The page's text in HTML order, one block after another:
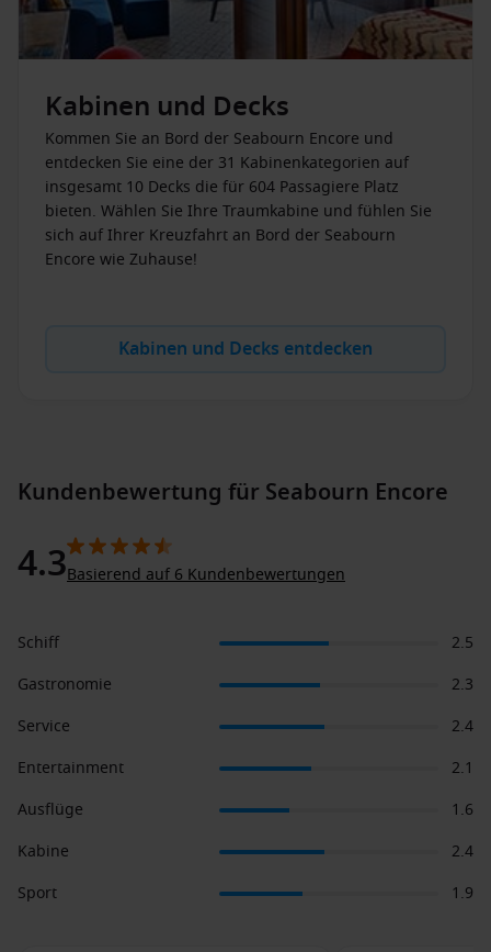
Kabinen und Decks
Kommen Sie an Bord der Seabourn Encore und
entdecken Sie eine der 31 Kabinenkategorien auf
insgesamt 10 Decks die für 604 Passagiere Platz
bieten. Wählen Sie Ihre Traumkabine und fühlen Sie
sich auf Ihrer Kreuzfahrt an Bord der Seabourn
Encore wie Zuhause!
Kabinen und Decks entdecken
Kundenbewertung für Seabourn Encore
4.3Basierend auf 6 Kundenbewertungen
Schiff
2.5
Gastronomie
2.3
Service
2.4
Entertainment
2.1
Ausflüge
1.6
Kabine
2.4
Sport
1.9